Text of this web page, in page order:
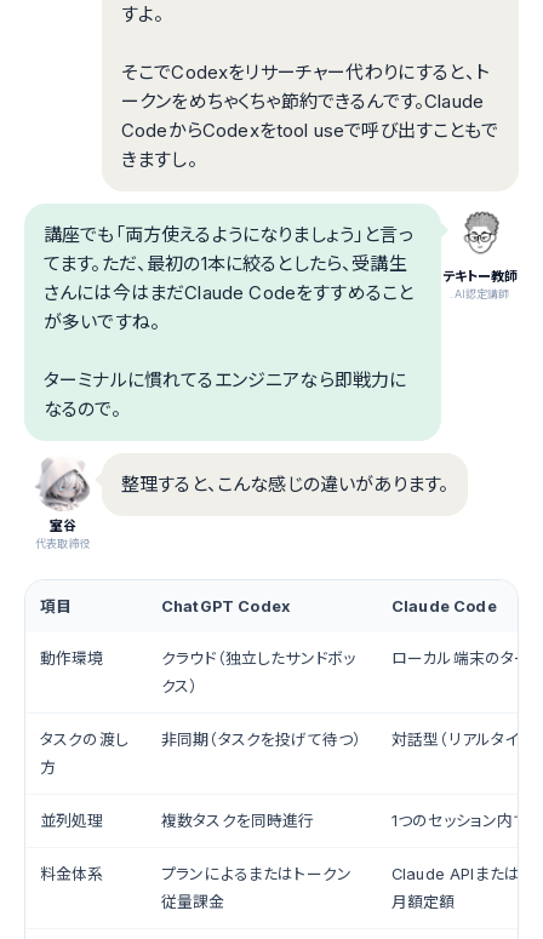
すよ。
そこでCodexをリサーチャー代わりにすると、ト
ークンをめちゃくちゃ節約できるんです。Claude
CodeからCodexをtool useで呼び出すこともで
きますし。
テキトー教師
.AI認定講師
講座でも「両方使えるようになりましょう」と言っ
てます。ただ、最初の1本に絞るとしたら、受講生
さんには今はまだClaude Codeをすすめること
が多いですね。
ターミナルに慣れてるエンジニアなら即戦力に
なるので。
室谷
代表取締役
整理すると、こんな感じの違いがあります。
項目 ChatGPT Codex Claude Code
動作環境
クラウド（独立したサンドボッ
クス）
ローカル端末のター
タスクの渡し
方
非同期（タスクを投げて待つ） 対話型（リアルタイム
並列処理 複数タスクを同時進行 1つのセッション内で
料金体系
プランによるまたはトークン
従量課金
Claude APIまたは
月額定額